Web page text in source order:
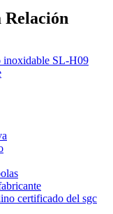
Relación
inoxidable SL-H09
certificado del sgc